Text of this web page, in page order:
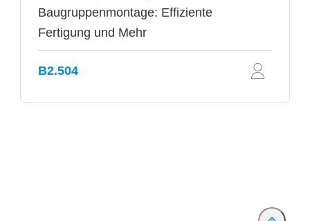
Baugruppenmontage: Effiziente
Fertigung und Mehr
B2.504